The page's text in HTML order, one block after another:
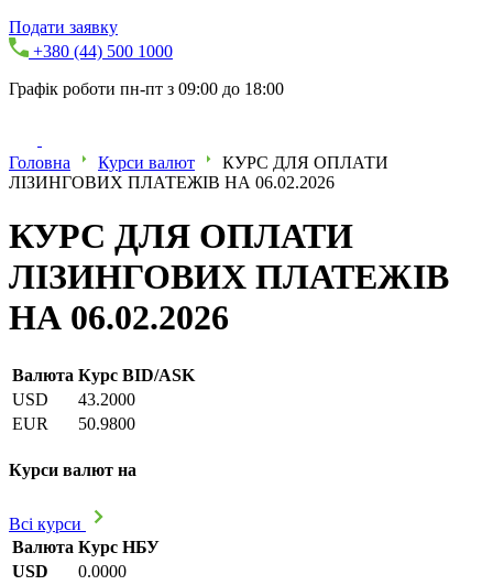
Подати заявку
+380 (44) 500 1000
Графік роботи пн-пт з 09:00 до 18:00
Головна Курси валют
КУРС ДЛЯ ОПЛАТИ
ЛІЗИНГОВИХ ПЛАТЕЖІВ НА 06.02.2026
КУРС ДЛЯ ОПЛАТИ
ЛІЗИНГОВИХ ПЛАТЕЖІВ
НА 06.02.2026
Валюта Курс BID/ASK
USD
43.2000
EUR
50.9800
Курси валют на
Всі курси
Валюта Курс НБУ
USD
0.0000